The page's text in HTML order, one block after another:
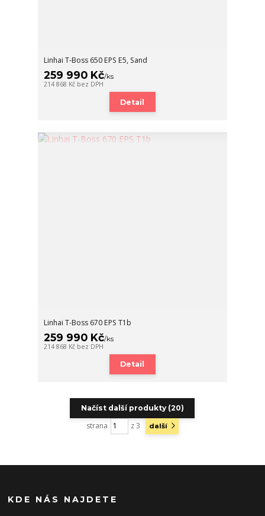
Linhai T-Boss 650 EPS E5, Sand
259 990 Kč/ks
214 868 Kč bez DPH
Detail
Linhai T-Boss 670 EPS T1b
259 990 Kč/ks
214 868 Kč bez DPH
Detail
Načíst další produkty (20)
strana z 3 další
KDE NÁS NAJDETE